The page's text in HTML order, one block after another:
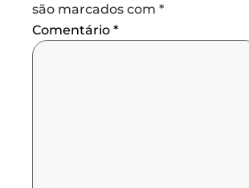
são marcados com *
Comentário *